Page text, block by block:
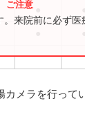
来院前に必ず医
メラを行って